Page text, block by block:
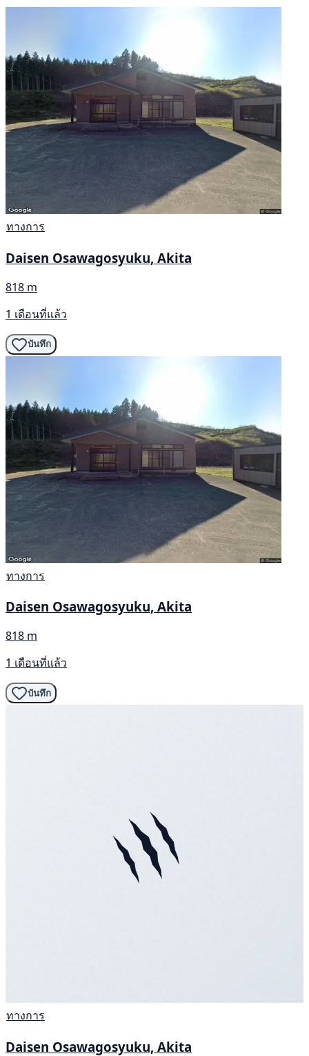
ทางการ
Daisen Osawagosyuku, Akita
818 m
1 เดือนที่แล้ว
บันทึก
ทางการ
Daisen Osawagosyuku, Akita
818 m
1 เดือนที่แล้ว
บันทึก
ทางการ
Daisen Osawagosyuku, Akita